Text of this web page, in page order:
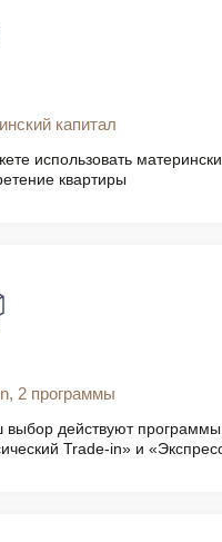
капитал
использовать
квартиры
2 программы
выбор действуют
Trade-in» и